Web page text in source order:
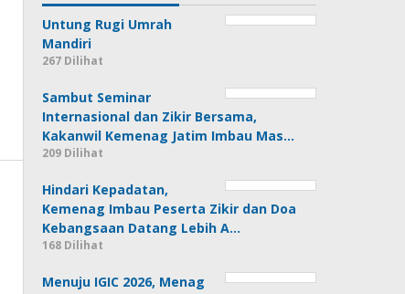
Untung Rugi Umrah
Mandiri
267 Dilihat
Sambut Seminar
Internasional dan Zikir Bersama,
Kakanwil Kemenag Jatim Imbau Mas…
209 Dilihat
Hindari Kepadatan,
Kemenag Imbau Peserta Zikir dan Doa
Kebangsaan Datang Lebih A…
168 Dilihat
Menuju IGIC 2026, Menag